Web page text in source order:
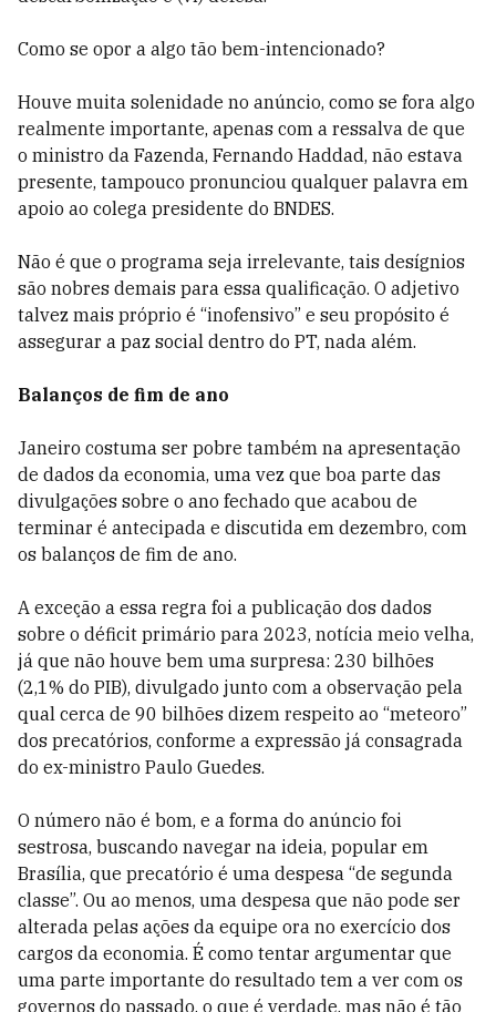
Como se opor a algo tão bem-intencionado?
Houve muita solenidade no anúncio, como se fora algo
realmente importante, apenas com a ressalva de que
o ministro da Fazenda, Fernando Haddad, não estava
presente, tampouco pronunciou qualquer palavra em
apoio ao colega presidente do BNDES.
Não é que o programa seja irrelevante, tais desígnios
são nobres demais para essa qualificação. O adjetivo
talvez mais próprio é “inofensivo” e seu propósito é
assegurar a paz social dentro do PT, nada além.
Balanços de fim de ano
Janeiro costuma ser pobre também na apresentação
de dados da economia, uma vez que boa parte das
divulgações sobre o ano fechado que acabou de
terminar é antecipada e discutida em dezembro, com
os balanços de fim de ano.
A exceção a essa regra foi a publicação dos dados
sobre o déficit primário para 2023, notícia meio velha,
já que não houve bem uma surpresa: 230 bilhões
(2,1% do PIB), divulgado junto com a observação pela
qual cerca de 90 bilhões dizem respeito ao “meteoro”
dos precatórios, conforme a expressão já consagrada
do ex-ministro Paulo Guedes.
O número não é bom, e a forma do anúncio foi
sestrosa, buscando navegar na ideia, popular em
Brasília, que precatório é uma despesa “de segunda
classe”. Ou ao menos, uma despesa que não pode ser
alterada pelas ações da equipe ora no exercício dos
cargos da economia. É como tentar argumentar que
uma parte importante do resultado tem a ver com os
governos do passado, o que é verdade, mas não é tão